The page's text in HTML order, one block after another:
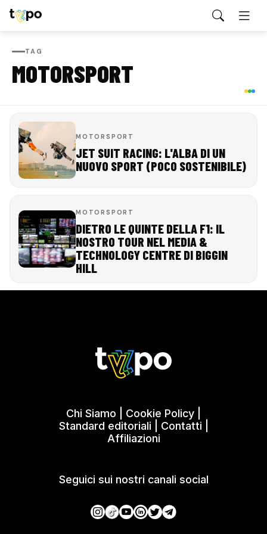
TAG
MOTORSPORT
MOTORSPORT
JET SUIT RACING: L'ALBA DI UN
NUOVO SPORT (POCO SOSTENIBILE)
MOTORSPORT
DIETRO LE QUINTE DELLA F1: IL
NOSTRO TOUR NEL MEDIA &
TECHNOLOGY CENTRE DI BIGGIN
HILL
Chi Siamo Cookie Policy
Standard editoriali
Contatti
Affiliazioni
Seguici sui nostri canali social